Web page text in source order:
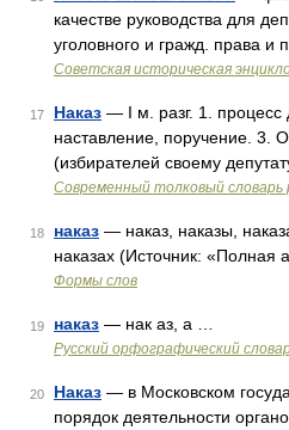
качестве руководства для
уголовного и гражд. права и
Советская историческая
17 Наказ — I м. разг. 1. процесс
наставление, поручение. 3.
(избирателей своему
Современный толковый словарь
18 наказ — наказ, наказы,
наказах (Источник: «Полная
Формы слов
19 наказ — нак аз, а …
Русский орфографический
20 Наказ — в Московском
порядок деятельности